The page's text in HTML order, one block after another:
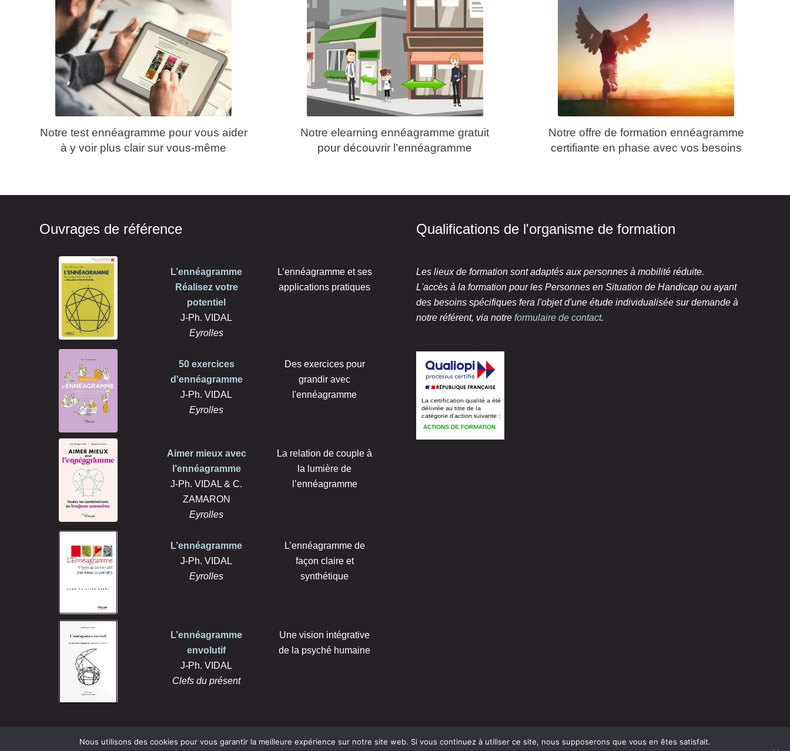
Notre test ennéagramme pour vous aider
à y voir plus clair sur vous-même
Notre elearning ennéagramme gratuit
pour découvrir l’ennéagramme
Notre offre de formation ennéagramme
certifiante en phase avec vos besoins
Ouvrages de référence
L’ennéagramme
Réalisez votre
potentiel
J-Ph. VIDAL
Eyrolles
L’ennéagramme et ses
applications pratiques
50 exercices
d'ennéagramme
J-Ph. VIDAL
Eyrolles
Des exercices pour
grandir avec
l'ennéagramme
Aimer mieux avec
l’ennéagramme
J-Ph. VIDAL & C.
ZAMARON
Eyrolles
La relation de couple à
la lumière de
l’ennéagramme
L’ennéagramme
J-Ph. VIDAL
Eyrolles
L’ennéagramme de
façon claire et
synthétique
L’ennéagramme
envolutif
J-Ph. VIDAL
Clefs du présent
Une vision intégrative
de la psyché humaine
Qualifications de l'organisme de formation
Les lieux de formation sont adaptés aux personnes à mobilité réduite.
L'accès à la formation pour les Personnes en Situation de Handicap ou ayant
des besoins spécifiques fera l'objet d'une étude individualisée sur demande à
notre référent, via notreformulaire de contact.
Nous utilisons des cookies pour vous garantir la meilleure expérience sur notre site web. Si vous continuez à utiliser ce site, nous supposerons que vous en êtes satisfait.